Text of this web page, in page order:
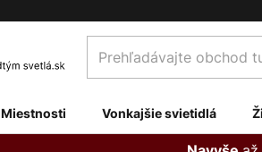
Prehľadávajte
obchod
Miestnosti Vonkajšie svietidlá